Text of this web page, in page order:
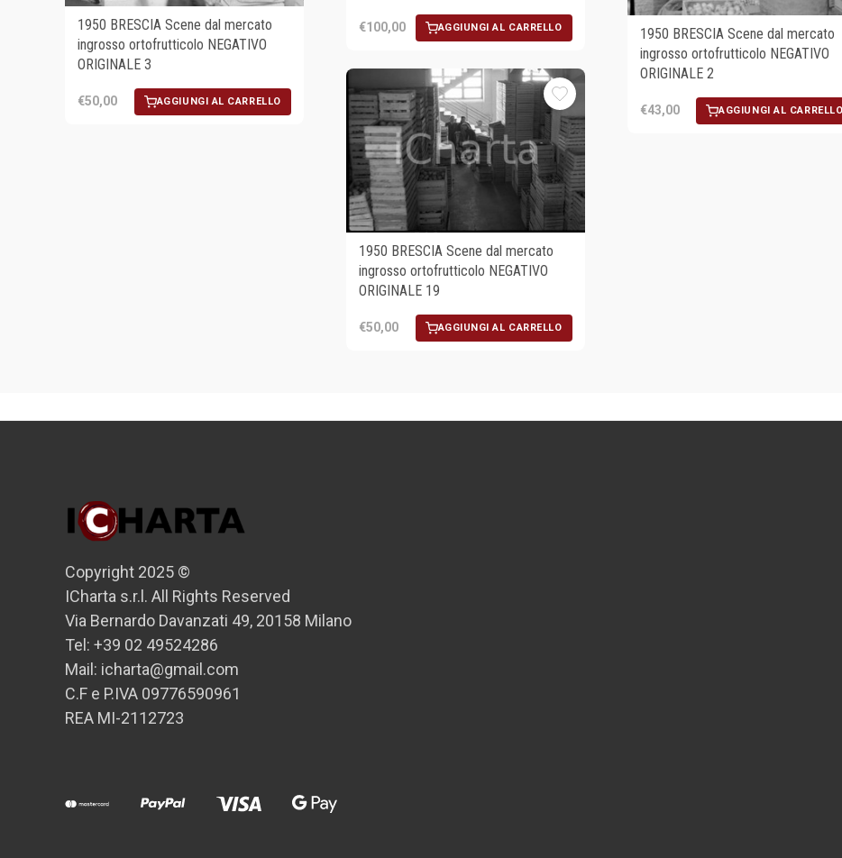
1950 BRESCIA Scene dal mercato
ingrosso ortofrutticolo NEGATIVO
ORIGINALE 3
€50,00 AGGIUNGI AL CARRELLO
€100,00 AGGIUNGI AL CARRELLO
1950 BRESCIA Scene dal mercato
ingrosso ortofrutticolo NEGATIVO
ORIGINALE 2
€43,00 AGGIUNGI AL CARRELLO
1950 BRESCIA Scene dal mercato
ingrosso ortofrutticolo NEGATIVO
ORIGINALE 19
€50,00 AGGIUNGI AL CARRELLO
Copyright 2025 ©
ICharta s.r.l. All Rights Reserved
Via Bernardo Davanzati 49, 20158 Milano
Tel: +39 02 49524286
Mail: icharta@gmail.com
C.F e P.IVA 09776590961
REA MI-2112723